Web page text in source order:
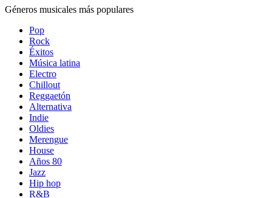
Géneros musicales más populares
Pop
Rock
Éxitos
Música latina
Electro
Chillout
Reggaetón
Alternativa
Indie
Oldies
Merengue
House
Años 80
Jazz
Hip hop
R&B